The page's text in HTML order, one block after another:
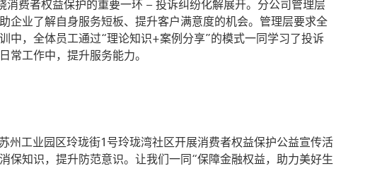
费者权益保护的重要一环 – 投诉纠纷化解展开。分公司管理层
企业了解自身服务短板、提升客户满意度的机会。管理层要求全
中，全体员工通过“理论知识+案例分享”的模式一同学习了投诉
工作中，提升服务能力。
州工业园区玲珑街1号玲珑湾社区开展消费者权益保护公益宣传活
知识，提升防范意识。让我们一同“保障金融权益，助力美好生